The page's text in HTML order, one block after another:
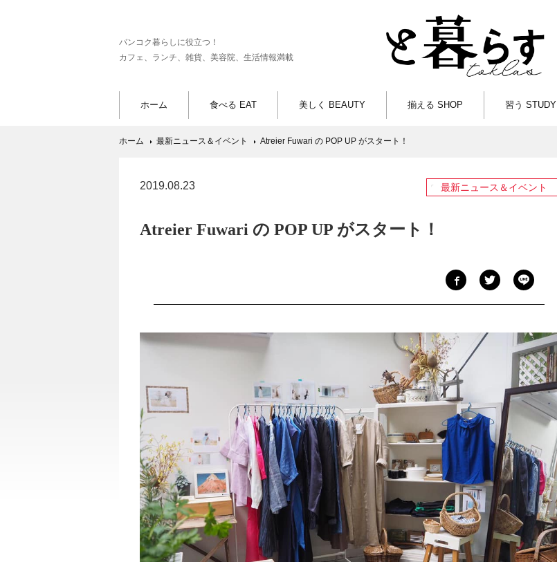
バンコク暮らしに役立つ！
カフェ、ランチ、雑貨、美容院、生活情報満載
ホーム 食べる EAT 美しく BEAUTY 揃える SHOP 習う STUDY
ホーム 最新ニュース＆イベント Atreier Fuwari の POP UP がスタート！
2019.08.23 最新ニュース＆イベント
Atreier Fuwari の POP UP がスタート！